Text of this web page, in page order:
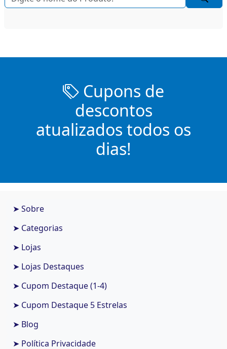
Cupons de
descontos
atualizados todos os
dias!
➤ Sobre
➤ Categorias
➤ Lojas
➤ Lojas Destaques
➤ Cupom Destaque (1-4)
➤ Cupom Destaque 5 Estrelas
➤ Blog
➤ Política Privacidade